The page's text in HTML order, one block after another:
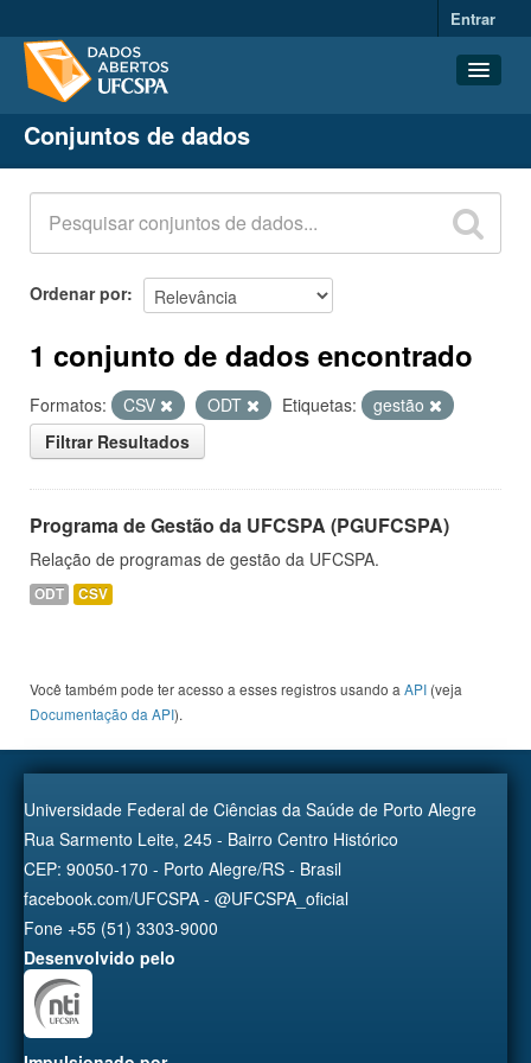
Entrar
Conjuntos de dados
Organizações
Grupos
Sobre
Conjuntos de dados
Ordenar por
1 conjunto de dados encontrado
Formatos: CSV ODT Etiquetas:
gestão
Filtrar Resultados
Programa de Gestão da UFCSPA (PGUFCSPA)
Relação de programas de gestão da UFCSPA.
ODT CSV
Você também pode ter acesso a esses registros usando a API (veja
Documentação da API).
Universidade Federal de Ciências da Saúde de Porto Alegre
Rua Sarmento Leite, 245 - Bairro Centro Histórico
CEP: 90050-170 - Porto Alegre/RS - Brasil
facebook.com/UFCSPA - @UFCSPA_oficial
Fone +55 (51) 3303-9000
Desenvolvido pelo